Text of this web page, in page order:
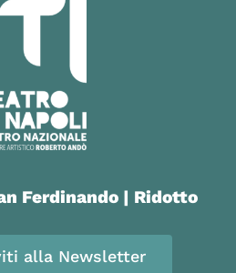
Ferdinando | Ridotto
alla Newsletter